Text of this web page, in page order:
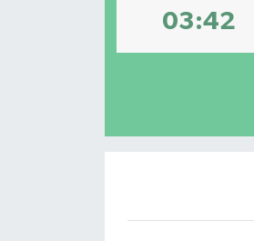
03:42
İLÇE HABERLERİ
ROPORTAJ